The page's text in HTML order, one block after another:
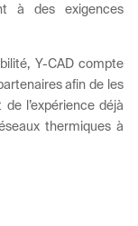
à des exigences
Y-CAD compte
afin de les
l’expérience déjà
thermiques à